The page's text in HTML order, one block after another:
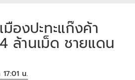
องปะทะแก๊งค้า
ล้านเม็ด ชายแดน
น.